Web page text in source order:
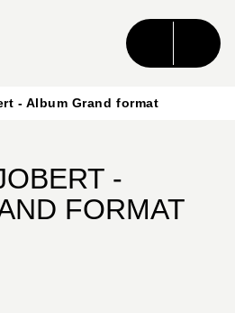
CONTENU
- Album Grand format
-
FORMAT